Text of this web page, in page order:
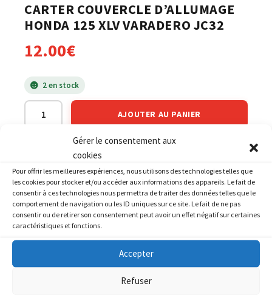
Gérer le consentement aux
cookies
Pour offrir les meilleures expériences, nous utilisons des technologies telles que
les cookies pour stocker et/ou accéder aux informations des appareils. Le fait de
consentir à ces technologies nous permettra de traiter des données telles que le
comportement de navigation ou les ID uniques sur ce site. Le fait de ne pas
consentir ou de retirer son consentement peut avoir un effet négatif sur certaines
caractéristiques et fonctions.
Accepter
Refuser
CARTER COUVERCLE D’ALLUMAGE
HONDA 125 XLV VARADERO JC32
12.00€
2 en stock
AJOUTER AU PANIER
HONDA,HONDA 125 VT Shadow
Varadero
PRODUITS SIMILAIRES